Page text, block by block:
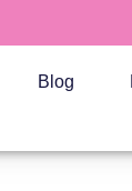
Blog